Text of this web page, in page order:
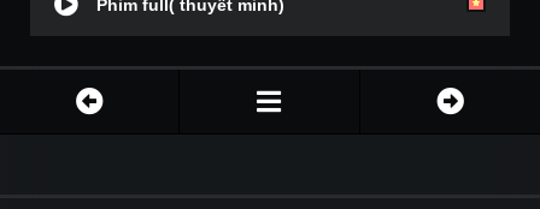
Phim full( thuyết minh)